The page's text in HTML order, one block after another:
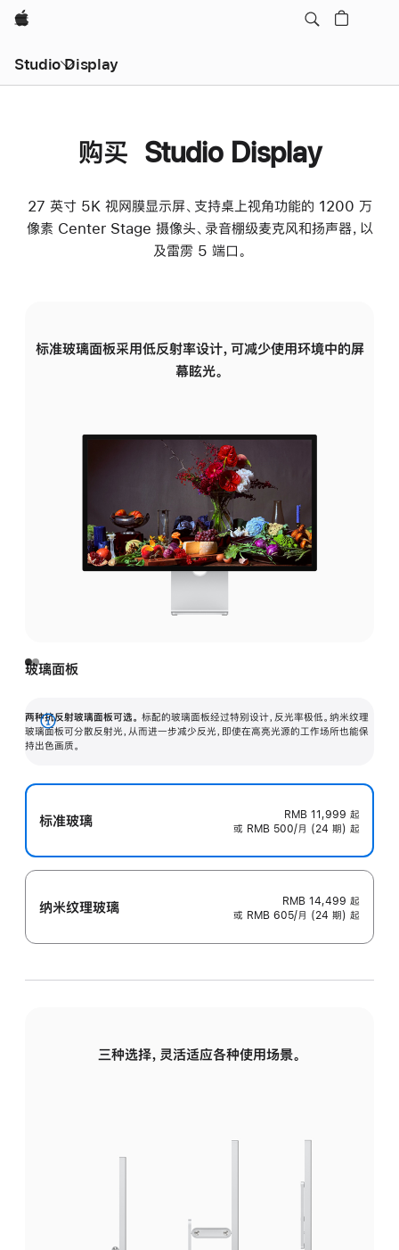
Apple
Studio Display
购买 Studio Display
27 英寸 5K 视网膜显示屏、支持桌上视角功能的 1200 万
像素 Center Stage 摄像头、录音棚级麦克风和扬声器，以
及雷雳 5 端口。
标准玻璃面板采用低反射率设计，可减少使用环境中的屏
幕眩光。
玻璃面板
两种抗反射玻璃面板可选。 标配的玻璃面板经过特别设计，反光率极低。纳米纹理
玻璃面板可分散反射光，从而进一步减少反光，即使在高亮光源的工作场所也能保
持出色画质。
展
开
标准玻璃 RMB 11,999 起
或 RMB 500/月 (24 期) 起
纳米纹理玻璃 RMB 14,499 起
或 RMB 605/月 (24 期) 起
三种选择，灵活适应各种使用场景。